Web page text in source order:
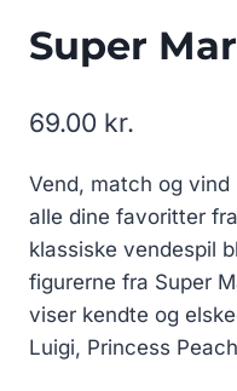
Super
69.00 kr.
Vend, match og vind
alle dine favoritter
klassiske vendespil
figurerne fra Super
viser kendte og
Luigi, Princess